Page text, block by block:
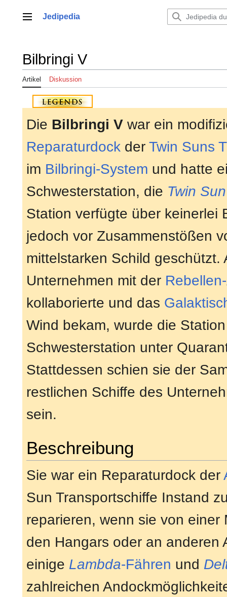
springenHauptmenü
Jedipedia
Bilbringi V
Artikel Diskussion
Die Bilbringi V war ein
Reparaturdock der Twin Suns
im Bilbringi-System und hatte
Schwesterstation, die Twin
Station verfügte über keinerlei
jedoch vor Zusammenstößen
mittelstarken Schild geschützt.
Unternehmen mit der
kollaborierte und das
Wind bekam, wurde die
Schwesterstation unter
Stattdessen schien sie der
restlichen Schiffe des
sein.
Beschreibung
Sie war ein Reparaturdock der
Sun Transportschiffe Instand
reparieren, wenn sie von
den Hangars oder an anderen
einige Lambda-Fähren und
zahlreichen